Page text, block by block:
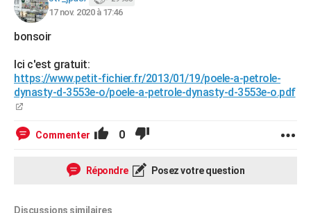
17 nov. 2020 à 17:46
bonsoir
Ici c'est gratuit:
https://www.petit-fichier.fr/2013/01/19/poele-a-petrole-
dynasty-d-3553e-o/poele-a-petrole-dynasty-d-3553e-o.pdf
Commenter 0
Répondre Posez votre question
Discussions similaires